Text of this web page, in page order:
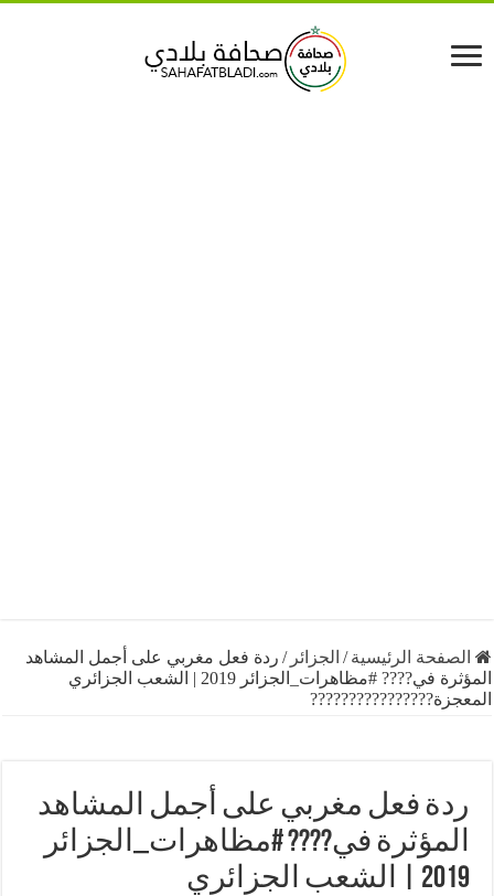
الرئيسية /الجزائر/ردة فعل مغربي على أجمل المشاهد
المؤثرة في???? #مظاهرات_الجزائر 2019 | الشعب الجزائري
فعل مغربي على أجمل المشاهد
في???? #مظاهرات_الجزائر
2019 | الشعب الجزائري